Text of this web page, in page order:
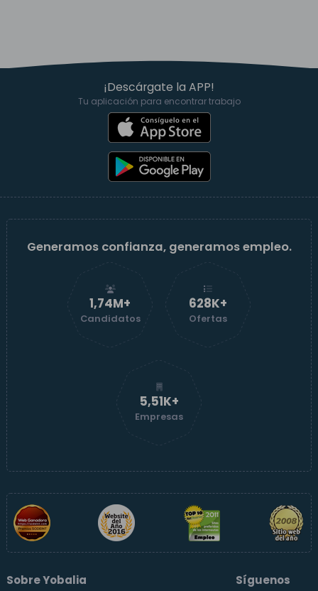
¡Descárgate la APP!
Tu aplicación para encontrar trabajo
Generamos confianza, generamos empleo.
1,74M+
Candidatos
629K+
Ofertas
5,52K+
Empresas
Sobre Yobalia Síguenos